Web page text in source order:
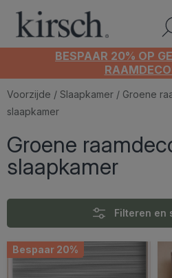
BESPAAR 20% OP
Voorzijde / Slaapkamer / Groene
slaapkamer
Groene
slaapkamer
Filteren en
Bespaar 20%